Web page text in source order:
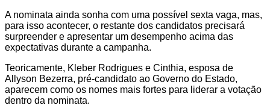
A nominata ainda sonha com uma possível sexta vaga, mas,
para isso acontecer, o restante dos candidatos precisará
surpreender e apresentar um desempenho acima das
expectativas durante a campanha.
Teoricamente, Kleber Rodrigues e Cinthia, esposa de
Allyson Bezerra, pré-candidato ao Governo do Estado,
aparecem como os nomes mais fortes para liderar a votação
dentro da nominata.